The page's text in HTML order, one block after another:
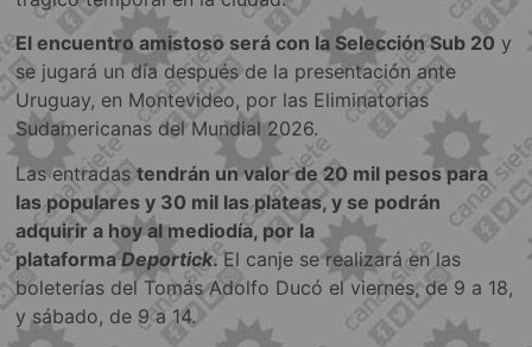
El encuentro amistoso será con la Selección Sub 20 y
se jugará un día después de la presentación ante
Uruguay, en Montevideo, por las Eliminatorias
Sudamericanas del Mundial 2026.
Las entradastendrán un valor de 20 mil pesos para
las populares y 30 mil las plateas, y se podrán
adquirir a hoy al mediodía, por la
plataformaDeportick.El canje se realizará en las
boleterías del Tomás Adolfo Ducó el viernes, de 9 a 18,
y sábado, de 9 a 14.